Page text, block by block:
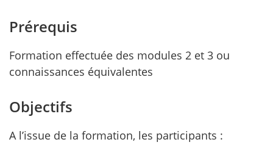
Prérequis
Formation effectuée des modules 2 et 3 ou
connaissances équivalentes
Objectifs
A l’issue de la formation, les participants :